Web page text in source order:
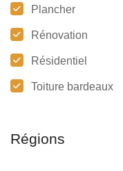
Plancher
Rénovation
Résidentiel
Toiture bardeaux
Régions